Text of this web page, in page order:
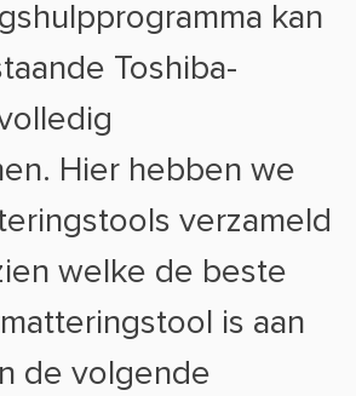
kan
Toshiba-
Hier hebben we
verzameld
welke de beste
is aan
de volgende